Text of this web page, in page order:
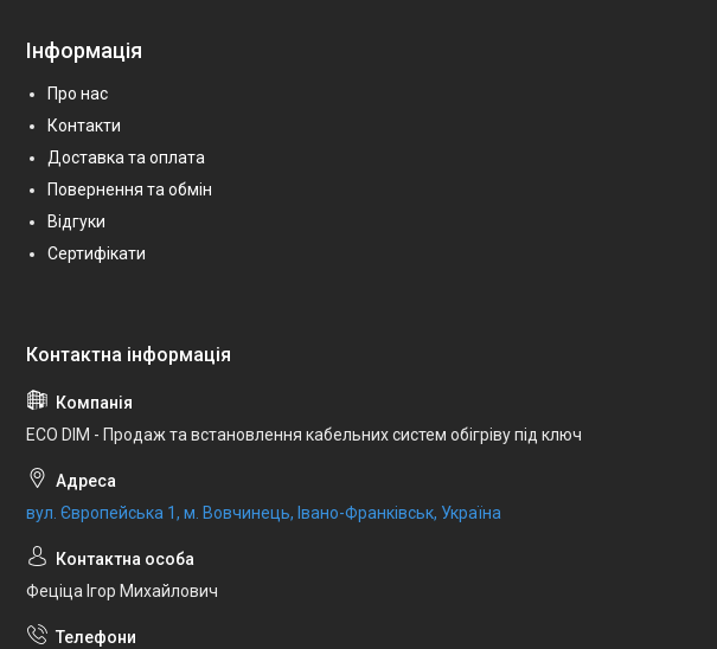
Інформація
Про нас
Контакти
Доставка та оплата
Повернення та обмін
Відгуки
Сертифікати
ECO DIM - Продаж та встановлення кабельних систем обігріву під ключ
вул. Європейська 1, м. Вовчинець, Івано-Франківськ, Україна
Феціца Ігор Михайлович